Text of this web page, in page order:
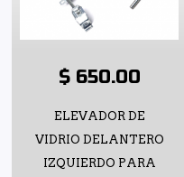
$ 650.00
ELEVADOR DE
VIDRIO DELANTERO
IZQUIERDO PARA